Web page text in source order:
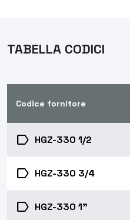
TABELLA CODICI
Codice fornitore
label HGZ-330 1/2
label HGZ-330 3/4
label HGZ-330 1"